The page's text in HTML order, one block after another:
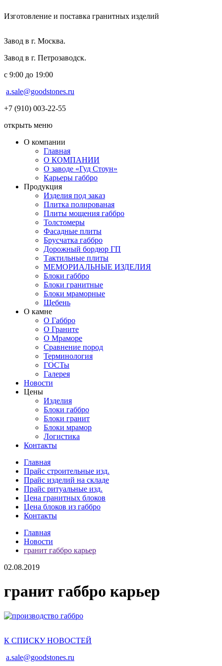
Изготовление и поставка гранитных изделий
Завод в г. Москва.
Завод в г. Петрозаводск.
с 9:00 до 19:00
a.sale@goodstones.ru
+7 (910) 003-22-55
открыть меню
О компании
Главная
О КОМПАНИИ
О заводе «Гуд Стоун»
Карьеры габбро
Продукция
Изделия под заказ
Плитка полированая
Плиты мощения габбро
Толстомеры
Фасадные плиты
Брусчатка габбро
Дорожный бордюр ГП
Тактильные плиты
МЕМОРИАЛЬНЫЕ ИЗДЕЛИЯ
Блоки габбро
Блоки гранитные
Блоки мраморные
Щебень
О камне
О Габбро
О Граните
О Мраморе
Сравнение пород
Терминология
ГОСТы
Галерея
Новости
Цены
Изделия
Блоки габбро
Блоки гранит
Блоки мрамор
Логистика
Контакты
Главная
Прайс строительные изд.
Прайс изделий на складе
Прайс ритуальные изд.
Цена гранитных блоков
Цена блоков из габбро
Контакты
Главная
Новости
гранит габбро карьер
02.08.2019
гранит габбро карьер
К СПИСКУ НОВОСТЕЙ
a.sale@goodstones.ru